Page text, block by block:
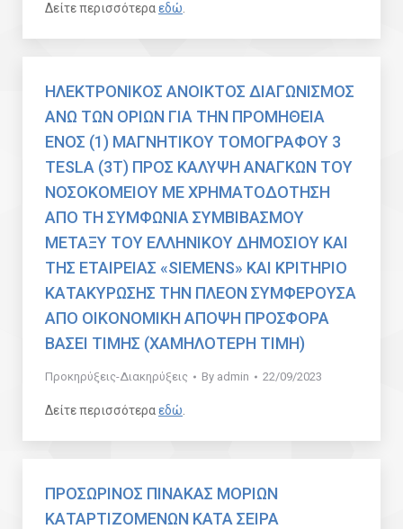
Δείτε περισσότεραεδώ
ΗΛΕΚΤΡΟΝΙΚΟΣ ΑΝΟΙΚΤΟΣ ΔΙΑΓΩΝΙΣΜΟΣ
ΑΝΩ ΤΩΝ ΟΡΙΩΝ ΓΙΑ ΤΗΝ ΠΡΟΜΗΘΕΙΑ
ΕΝΟΣ (1) ΜΑΓΝΗΤΙΚΟΥ ΤΟΜΟΓΡΑΦΟΥ 3
TESLA (3T) ΠΡΟΣ ΚΑΛΥΨΗ ΑΝΑΓΚΩΝ ΤΟΥ
ΝΟΣΟΚΟΜΕΙΟΥ ΜΕ ΧΡΗΜΑΤΟΔΟΤΗΣΗ
ΑΠΟ ΤΗ ΣΥΜΦΩΝΙΑ ΣΥΜΒΙΒΑΣΜΟΥ
ΜΕΤΑΞΥ ΤΟΥ ΕΛΛΗΝΙΚΟΥ ΔΗΜΟΣΙΟΥ ΚΑΙ
ΤΗΣ ΕΤΑΙΡΕΙΑΣ «SIEMENS» ΚΑΙ ΚΡΙΤΗΡΙΟ
ΚΑΤΑΚΥΡΩΣΗΣ ΤΗΝ ΠΛΕΟΝ ΣΥΜΦΕΡΟΥΣΑ
ΑΠΟ ΟΙΚΟΝΟΜΙΚΗ ΑΠΟΨΗ ΠΡΟΣΦΟΡΑ
ΒΑΣΕΙ ΤΙΜΗΣ (ΧΑΜΗΛΟΤΕΡΗ ΤΙΜΗ)
Προκηρύξεις-Διακηρύξεις By admin 22/09/2023
Δείτε περισσότεραεδώ
ΠΡΟΣΩΡΙΝΟΣ ΠΙΝΑΚΑΣ ΜΟΡΙΩΝ
ΚΑΤΑΡΤΙΖΟΜΕΝΩΝ KATA ΣΕΙΡΑ